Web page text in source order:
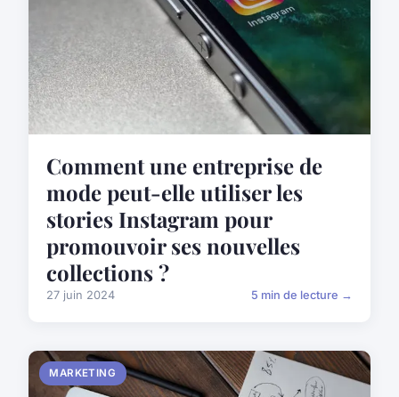
Comment une entreprise de
mode peut-elle utiliser les
stories Instagram pour
promouvoir ses nouvelles
collections ?
27 juin 2024 5 min de lecture →
MARKETING